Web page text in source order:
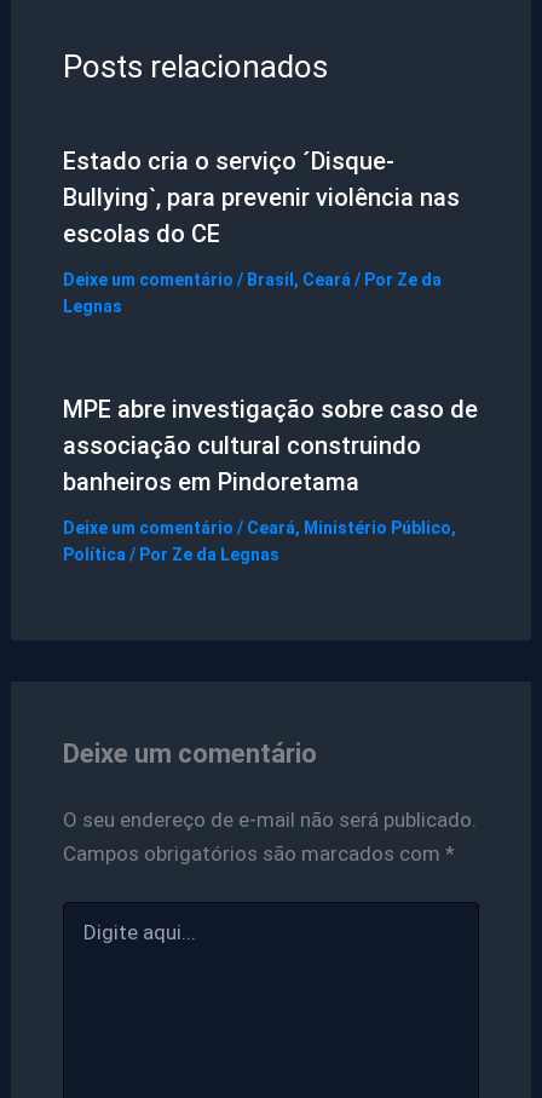
Posts relacionados
Estado cria o serviço ´Disque-
Bullying`, para prevenir violência nas
escolas do CE
Deixe um comentário / Brasil , Ceará/ Por Ze da
Legnas
MPE abre investigação sobre caso de
associação cultural construindo
banheiros em Pindoretama
Deixe um comentário / Ceará, Ministério Público,
Política/ Por Ze da Legnas
Deixe um comentário
O seu endereço de e-mail não será publicado.
Campos obrigatórios são marcados com *
aqui...